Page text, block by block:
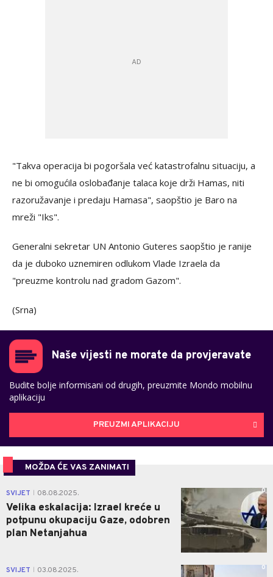
"Takva operacija bi pogoršala već katastrofalnu situaciju, a
ne bi omogućila oslobađanje talaca koje drži Hamas, niti
razoružavanje i predaju Hamasa", saopštio je Baro na
mreži "Iks".
Generalni sekretar UN Antonio Guteres saopštio je ranije
da je duboko uznemiren odlukom Vlade Izraela da
"preuzme kontrolu nad gradom Gazom".
(Srna)
Naše vijesti ne morate da provjeravate
Budite bolje informisani od drugih, preuzmite Mondo mobilnu
aplikaciju
PREUZMI APLIKACIJU
MOŽDA ĆE VAS ZANIMATI
SVIJET 08.08.2025.
Velika eskalacija: Izrael kreće u
potpunu okupaciju Gaze, odobren
plan Netanjahua
0
SVIJET 03.08.2025. 0